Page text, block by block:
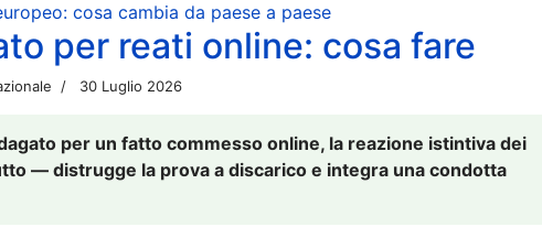
cosa cambia da paese a paese
per reati online: cosa fare
30 Luglio 2026
per un fatto commesso online, la reazione istintiva dei
— distrugge la prova a discarico e integra una condotta